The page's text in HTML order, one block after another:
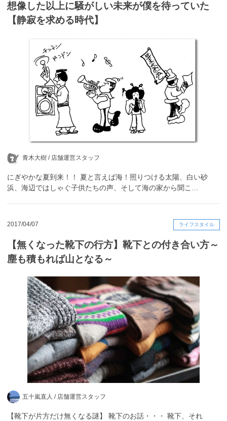
想像した以上に騒がしい未来が僕を待っていた
【静寂を求める時代】
青木大樹 / 店舗運営スタッフ
にぎやかな夏到来！！ 夏と言えば海！照りつける太陽、白い砂
浜、海辺ではしゃぐ子供たちの声、そして海の家から聞こ…
2017/04/07 ライフスタイル
【無くなった靴下の行方】靴下との付き合い方～
塵も積もれば山となる～
五十嵐直人 / 店舗運営スタッフ
【靴下が片方だけ無くなる謎】 靴下のお話・・・ 靴下、それ